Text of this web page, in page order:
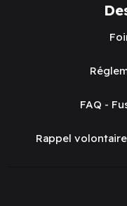
FAQ -
Rappel